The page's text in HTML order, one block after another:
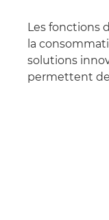
Les fonctions
la
solutions
permettent